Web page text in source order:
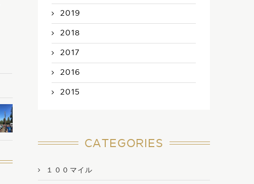
2019
2018
2017
2016
2015
CATEGORIES
１００マイル